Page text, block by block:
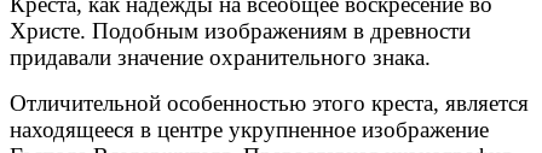
Христе. Подобным изображениям в древности
придавали значение охранительного знака.
Отличительной особенностью этого креста, является
находящееся в центре укрупненное изображение